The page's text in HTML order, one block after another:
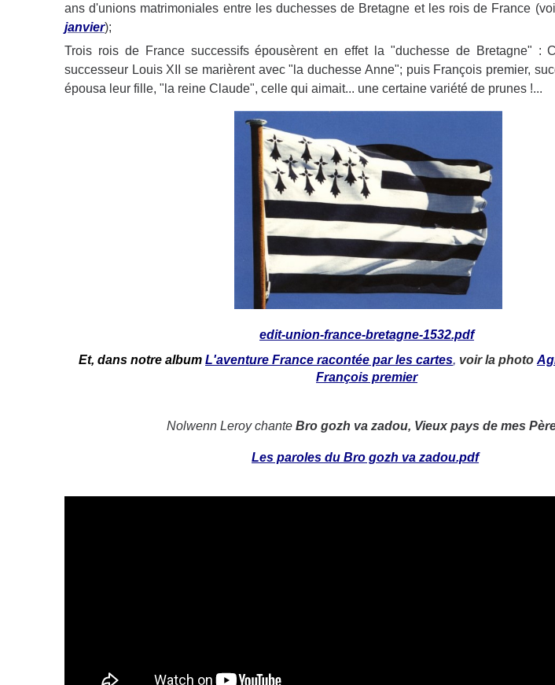
ans d'unions matrimoniales entre les duchesses de Bretagne et les rois de France
janvier);
Trois rois de France successifs épousèrent en effet la "duchesse de Bretagne" :
successeur Louis XII se marièrent avec "la duchesse Anne"; puis François premier,
épousa leur fille, "la reine Claude", celle qui aimait... une certaine variété de prunes !...
edit-union-france-bretagne-1532.pdf
Et, dans notre albumL'aventure France racontée par les cartes, voir la photo
François premier
Nolwenn Leroy chante Bro gozh va zadou, Vieux pays de mes
Les paroles du Bro gozh va zadou.pdf